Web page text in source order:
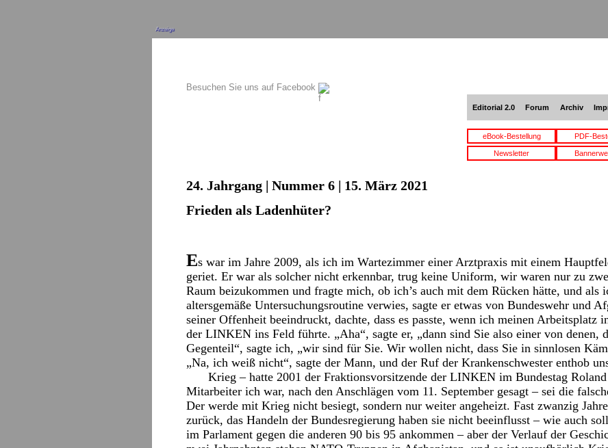
Anzeige
Besuchen Sie uns auf Facebook
Editorial 2.0 Forum Archiv
eBook-Bestellung PDF-
Newsletter
24. Jahrgang | Nummer 6 | 15. März 2021
Frieden als Ladenhüter?
Es war im Jahre 2009, als ich im Wartezimmer einer Arztpraxis mit einem
geriet. Er war als solcher nicht erkennbar, trug keine Uniform, wir waren nur zu
Raum beizukommen und fragte mich, ob ich’s auch mit dem Rücken hätte, und als
altersgemäße Untersuchungsroutine verwies, sagte er etwas von Bundeswehr und
seiner Offenheit beeindruckt, dachte, dass es passte, wenn ich meinen Arbeitsplatz
der LINKEN ins Feld führte. „Aha“, sagte er, „dann sind Sie also einer von denen,
Gegenteil“, sagte ich, „wir sind für Sie. Wir wollen nicht, dass Sie in sinnlosen
„Na, ich weiß nicht“, sagte der Mann, und der Ruf der Krankenschwester enthob
Krieg – hatte 2001 der Fraktionsvorsitzende der LINKEN im Bundestag Roland
Mitarbeiter ich war, nach den Anschlägen vom 11. September gesagt – sei die
Der werde mit Krieg nicht besiegt, sondern nur weiter angeheizt. Fast zwanzig
zurück, das Handeln der Bundesregierung haben sie nicht beeinflusst – wie auch
im Parlament gegen die anderen 90 bis 95 ankommen – aber der Verlauf der